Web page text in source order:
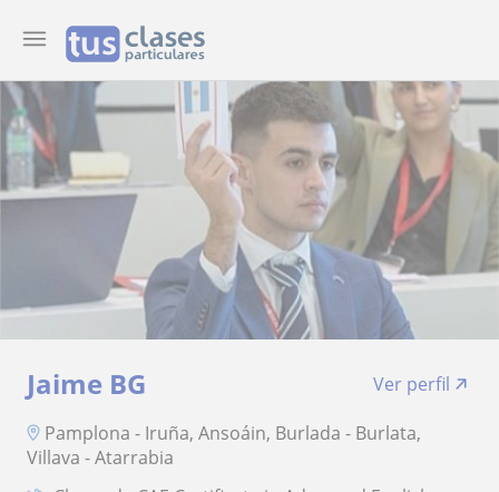
Jaime BG
Ver perfil
Pamplona - Iruña, Ansoáin, Burlada - Burlata,
Villava - Atarrabia